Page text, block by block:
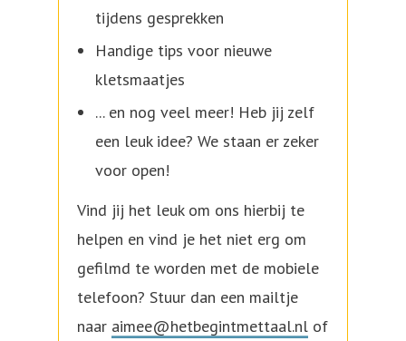
tijdens gesprekken
Handige tips voor nieuwe
kletsmaatjes
... en nog veel meer! Heb jij zelf
een leuk idee? We staan er zeker
voor open!
Vind jij het leuk om ons hierbij te
helpen en vind je het niet erg om
gefilmd te worden met de mobiele
telefoon? Stuur dan een mailtje
naar aimee@hetbegintmettaal.nl of